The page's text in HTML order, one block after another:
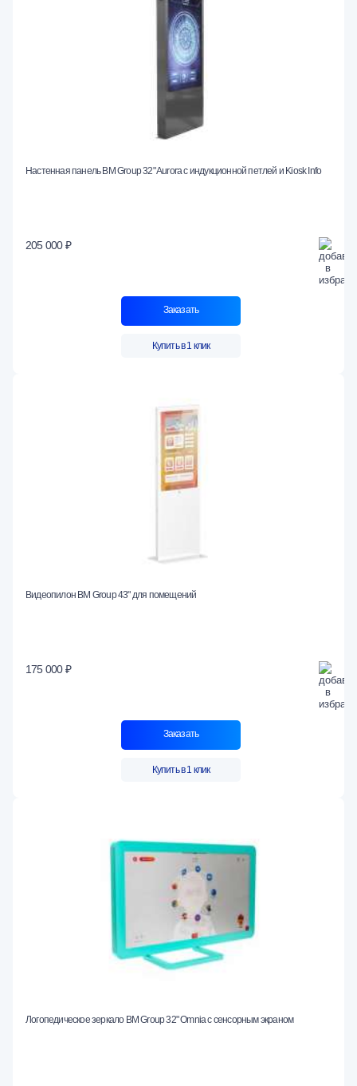
Настенная панель BM Group 32" Aurora с индукционной петлей и Kiosk Info
205 000 ₽
Заказать
Купить в 1 клик
Видеопилон BM Group 43" для помещений
175 000 ₽
Заказать
Купить в 1 клик
Логопедическое зеркало BM Group 32" Omnia с сенсорным экраном